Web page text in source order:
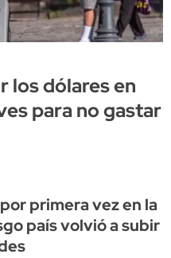
los dólares en
para no gastar
primera vez en la
país volvió a subir